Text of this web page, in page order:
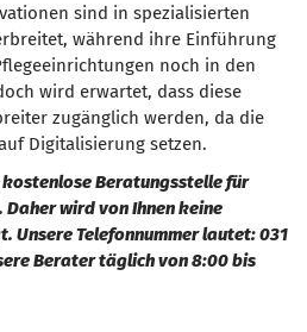
sind in spezialisierten
während ihre Einführung
noch in den
wird erwartet, dass diese
zugänglich werden, da die
Digitalisierung setzen.
Beratungsstelle für
Daher wird von Ihnen keine
Unsere Telefonnummer lautet: 031
Berater täglich von 8:00 bis